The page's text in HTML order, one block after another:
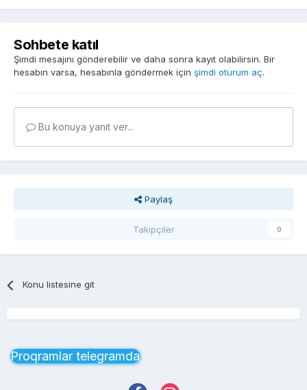
Sohbete katıl
Şimdi mesajını gönderebilir ve daha sonra kayıt olabilirsin. Bir
hesabın varsa, hesabınla göndermek için şimdi oturum aç.
Bu konuya yanıt ver...
Paylaş
Takipçiler 0
Konu listesine git
Proqramlar telegramda